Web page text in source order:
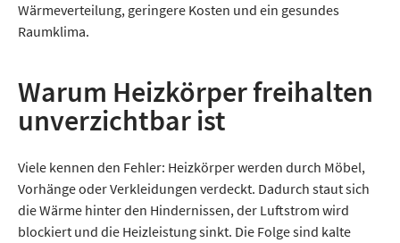
Wärmeverteilung, geringere Kosten und ein gesundes
Raumklima.
Warum Heizkörper freihalten
unverzichtbar ist
Viele kennen den Fehler: Heizkörper werden durch Möbel,
Vorhänge oder Verkleidungen verdeckt. Dadurch staut sich
die Wärme hinter den Hindernissen, der Luftstrom wird
blockiert und die Heizleistung sinkt. Die Folge sind kalte